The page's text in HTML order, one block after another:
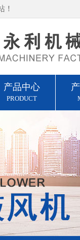
！
产品中心
PRODUCT